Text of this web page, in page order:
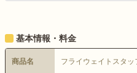
基本情報・料金
商品名 フライウェイトスタ